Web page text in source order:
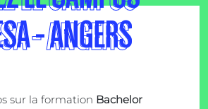
- ANGERS
sur la formation Bachelor